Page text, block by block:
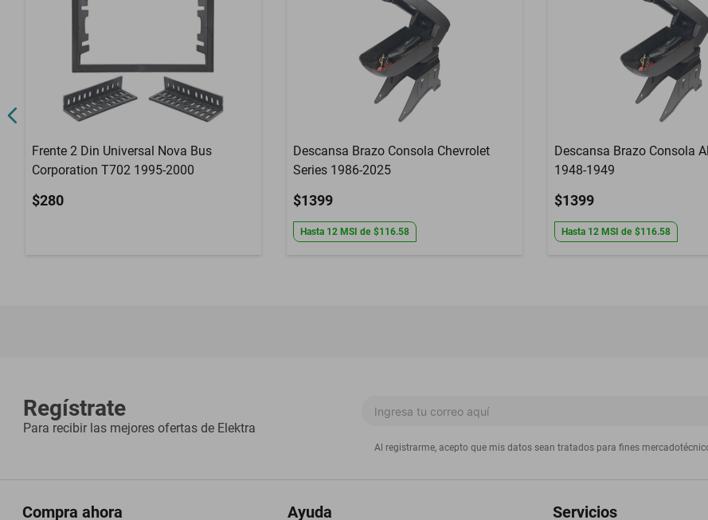
Frente 2 Din Universal Nova Bus
Corporation T702 1995-2000
$280
Descansa Brazo Consola Chevrolet
Series 1986-2025
$1399
Hasta 12 MSI de $116.58
Descansa Brazo Consola
1948-1949
$1399
Hasta 12 MSI de $116.58
Regístrate
Para recibir las mejores ofertas de Elektra
Al registrarme, acepto que mis datos sean tratados para fines
Compra ahora Ayuda Servicios